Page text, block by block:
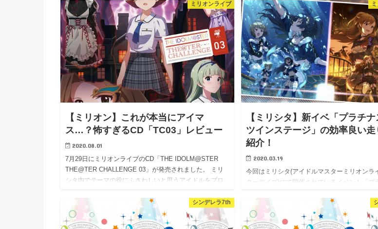
ミリオンライブ
【ミリオン】これが本当にアイマ
ス…？怖すぎるCD「TC03」レビュー
2020.08.01
7月29日にミリオンライブのCD「THE IDOLM@STER
THE@TER CHALLENGE 03」が発売されました。 ミリ
シタ内でテーマの役にふさわしいと思うアイドルをプロ
【ミリシタ】新イベ「プラチ
ツインステージ」の効率良い走
紹介！
2020.03.19
今回はミリシタ(アイドルマスターミリオンラ
ターデイズ)にて開催されているイベント「プ
のよい集め方について紹介していきます。
りミリシ…
シンデレラ7th